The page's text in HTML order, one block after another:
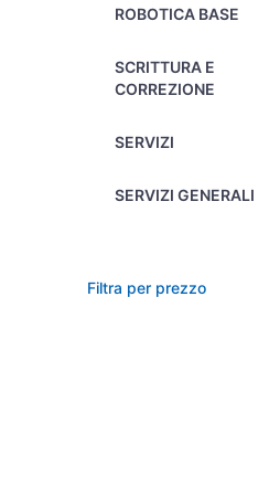
ROBOTICA BASE
SCRITTURA E
CORREZIONE
SERVIZI
SERVIZI GENERALI
Filtra per prezzo